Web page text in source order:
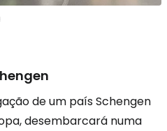
de um país Schengen
desembarcará numa